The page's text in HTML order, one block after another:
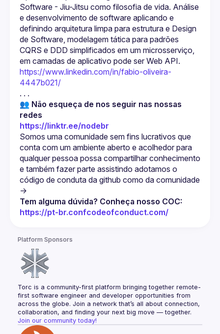
Software - Jiu-Jitsu como filosofia de vida. Análise
e desenvolvimento de software aplicando e
definindo arquitetura limpa para estrutura e Design
de Software, modelagem tática para padrões
CQRS e DDD simplificados em um microsserviço,
em camadas de aplicativo pode ser Web API.
https://www.linkedin.com/in/fabio-oliveira-
4447b021/
. . .
👥 Não esqueça de nos seguir nas nossas
redes
https://linktr.ee/nodebr
Somos uma comunidade sem fins lucrativos que
conta com um ambiente aberto e acolhedor para
qualquer pessoa possa compartilhar conhecimento
e também fazer parte assistindo adotamos o
código de conduta da github como da comunidade
->
https://pt-br.confcodeofconduct.com/
Platform Sponsors
Torc is a community-first platform bringing together remote-
first software engineer and developer opportunities from
across the globe. Join a network that’s all about connection,
collaboration, and finding your next big move — together.
Join our community today!